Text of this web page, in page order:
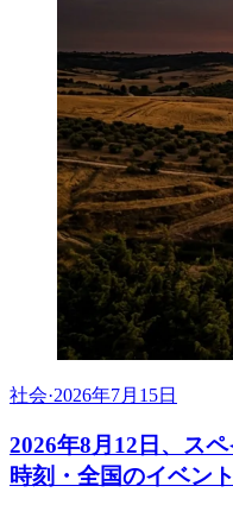
社会·2026年7月15日
2026年8月12日、ス
時刻・全国のイベン